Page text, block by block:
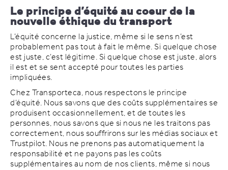
Le principe d’équité au coeur de la
nouvelle éthique du transport
L’équité concerne la justice, même si le sens n’est
probablement pas tout à fait le même. Si quelque chose
est juste, c’est légitime. Si quelque chose est juste, alors
il est et se sent accepté pour toutes les parties
impliquées.
Chez Transporteca, nous respectons le principe
d’équité. Nous savons que des coûts supplémentaires se
produisent occasionnellement, et de toutes les
personnes, nous savons que si nous ne les traitons pas
correctement, nous souffrirons sur les médias sociaux et
Trustpilot. Nous ne prenons pas automatiquement la
responsabilité et ne payons pas les coûts
supplémentaires au nom de nos clients, même si nous